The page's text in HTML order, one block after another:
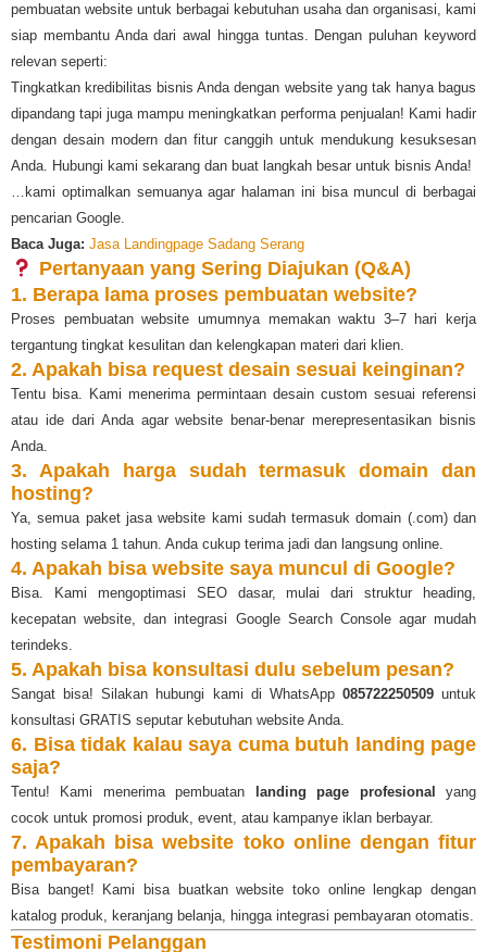
pembuatan website untuk berbagai kebutuhan usaha dan organisasi, kami
siap membantu Anda dari awal hingga tuntas. Dengan puluhan keyword
relevan seperti:
Tingkatkan kredibilitas bisnis Anda dengan website yang tak hanya bagus
dipandang tapi juga mampu meningkatkan performa penjualan! Kami hadir
dengan desain modern dan fitur canggih untuk mendukung kesuksesan
Anda. Hubungi kami sekarang dan buat langkah besar untuk bisnis Anda!
…kami optimalkan semuanya agar halaman ini bisa muncul di berbagai
pencarian Google.
Baca Juga: Jasa Landingpage Sadang Serang
Pertanyaan yang Sering Diajukan (Q&A)
1. Berapa lama proses pembuatan website?
Proses pembuatan website umumnya memakan waktu 3–7 hari kerja
tergantung tingkat kesulitan dan kelengkapan materi dari klien.
2. Apakah bisa request desain sesuai keinginan?
Tentu bisa. Kami menerima permintaan desain custom sesuai referensi
atau ide dari Anda agar website benar-benar merepresentasikan bisnis
Anda.
3. Apakah harga sudah termasuk domain dan
hosting?
Ya, semua paket jasa website kami sudah termasuk domain (.com) dan
hosting selama 1 tahun. Anda cukup terima jadi dan langsung online.
4. Apakah bisa website saya muncul di Google?
Bisa. Kami mengoptimasi SEO dasar, mulai dari struktur heading,
kecepatan website, dan integrasi Google Search Console agar mudah
terindeks.
5. Apakah bisa konsultasi dulu sebelum pesan?
Sangat bisa! Silakan hubungi kami di WhatsApp 085722250509untuk
konsultasi GRATIS seputar kebutuhan website Anda.
6. Bisa tidak kalau saya cuma butuh landing page
saja?
Tentu! Kami menerima pembuatan landing page profesional
yang
cocok untuk promosi produk, event, atau kampanye iklan berbayar.
7. Apakah bisa website toko online dengan fitur
pembayaran?
Bisa banget! Kami bisa buatkan website toko online lengkap dengan
katalog produk, keranjang belanja, hingga integrasi pembayaran otomatis.
Testimoni Pelanggan